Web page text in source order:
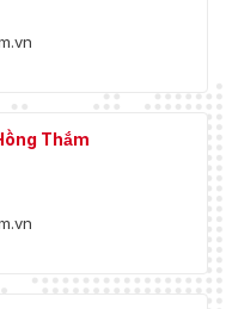
Thắm